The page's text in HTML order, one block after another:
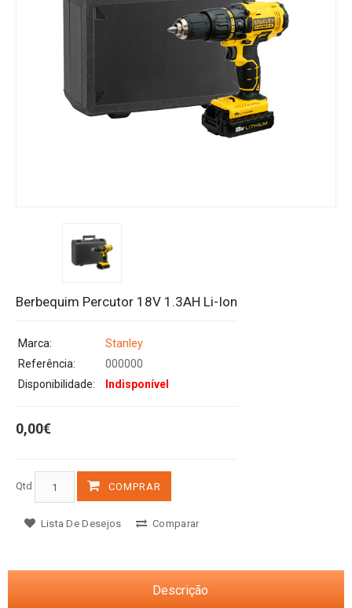
Berbequim Percutor 18V 1.3AH Li-Ion
Marca:
Stanley
Referência:
000000
Disponibilidade:
Indisponível
0,00€
Qtd COMPRAR
Lista De Desejos Comparar
Descrição